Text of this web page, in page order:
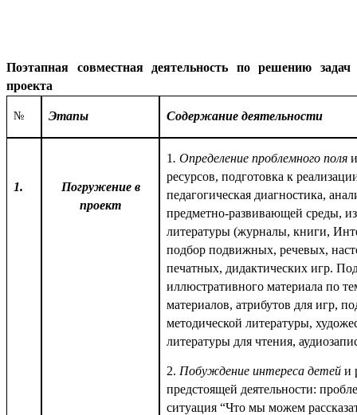
Поэтапная совместная деятельность по решению задач
проекта
№ Этапы Содержание деятельности
1.
Погружение в
проект
1. Определение проблемного поляи
ресурсов, подготовка к
педагогическая диагностика,
предметно-развивающей среды,
литературы (журналы, книги,
подбор подвижных, речевых,
печатных, дидактических игр.
иллюстративного материала по
материалов, атрибутов для игр,
методической литературы,
литературы для чтения,
2. Побуждение интереса детейи
предстоящей деятельности:
ситуация “Что мы можем